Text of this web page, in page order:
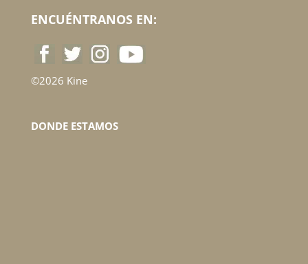
ENCUÉNTRANOS EN:
©2026 Kine
DONDE ESTAMOS